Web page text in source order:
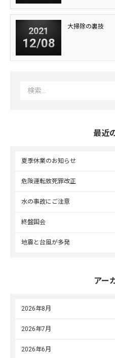
2021
12/08
大掃除の裏技
最近
夏季休業のお知らせ
危険運転致死罪改正
水の事故にご注意
終盤国会
地震と台風が多発
アー
2026年8月
2026年7月
2026年6月